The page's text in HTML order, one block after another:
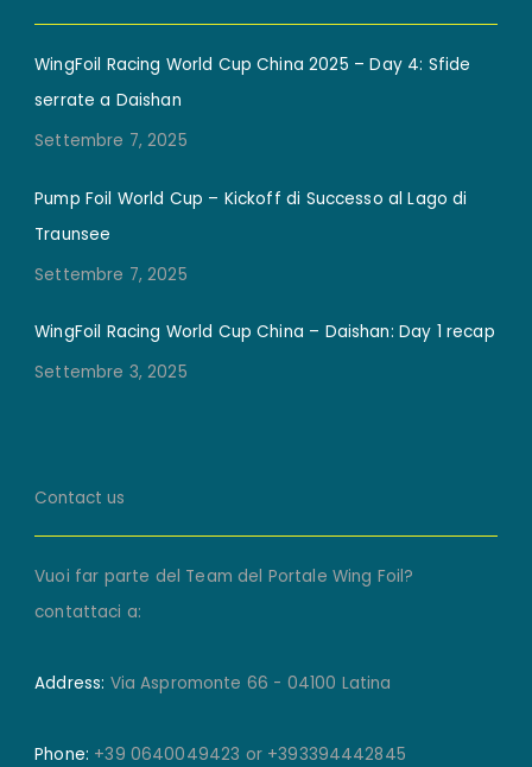
WingFoil Racing World Cup China 2025 – Day 4: Sfide
serrate a Daishan
Settembre 7, 2025
Pump Foil World Cup – Kickoff di Successo al Lago di
Traunsee
Settembre 7, 2025
WingFoil Racing World Cup China – Daishan: Day 1 recap
Settembre 3, 2025
Contact us
Vuoi far parte del Team del Portale Wing Foil?
contattaci a:
Address: Via Aspromonte 66 - 04100 Latina
Phone: +39 0640049423 or +393394442845